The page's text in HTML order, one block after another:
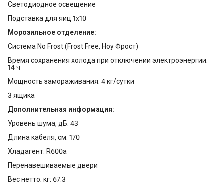
Светодиодное освещение
Подставка для яиц 1x10
Морозильное отделение:
Система No Frost (Frost Free, Ноу Фрост)
Время сохранения холода при отключении электроэнергии:
14 ч
Мощность замораживания: 4 кг/сутки
3 ящика
Дополнительная информация:
Уровень шума, дБ: 43
Длина кабеля, см: 170
Хладагент: R600a
Перенавешиваемые двери
Вес нетто, кг: 67.3